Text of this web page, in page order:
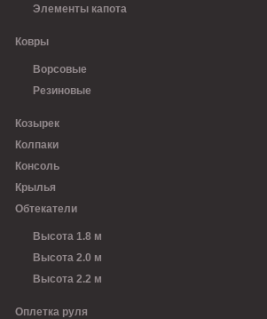
Элементы капота
Ковры
Ворсовые
Резиновые
Козырек
Колпаки
Консоль
Крылья
Обтекатели
Высота 1.8 м
Высота 2.0 м
Высота 2.2 м
Оплетка руля